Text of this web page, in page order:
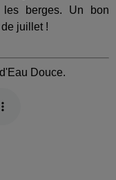
les berges. Un bon
juillet !
Douce.